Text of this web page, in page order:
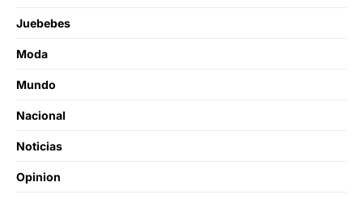
Juebebes
Moda
Mundo
Nacional
Noticias
Opinion